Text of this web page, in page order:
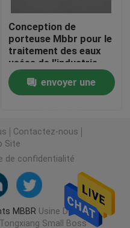
Conception de
porteuse Mbbr pour le
traitement des eaux
usées de l'industrie
sidérurgique
envoyer une
Contactez-nous
Site
de confidentialité
MBBR Usine De
Small Boss